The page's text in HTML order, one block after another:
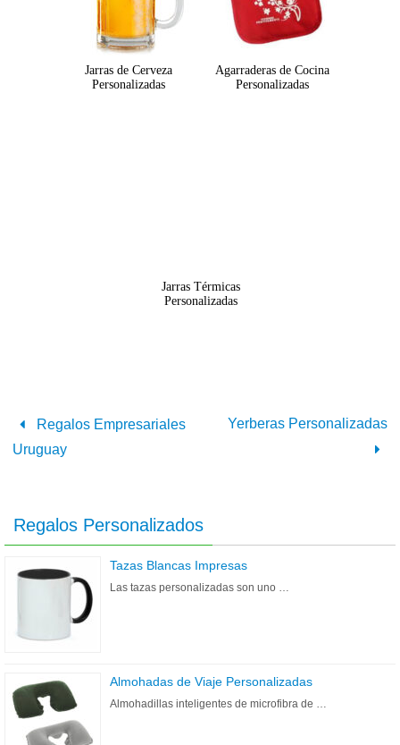
Jarras de Cerveza
Personalizadas
Agarraderas de Cocina
Personalizadas
Jarras Térmicas
Personalizadas
Regalos Empresariales
Uruguay
Yerberas Personalizadas
Regalos Personalizados
Tazas Blancas Impresas
Las tazas personalizadas son uno …
Almohadas de Viaje Personalizadas
Almohadillas inteligentes de microfibra de …